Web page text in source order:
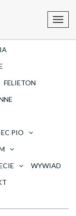
FELIETON
PIO
WYWIAD